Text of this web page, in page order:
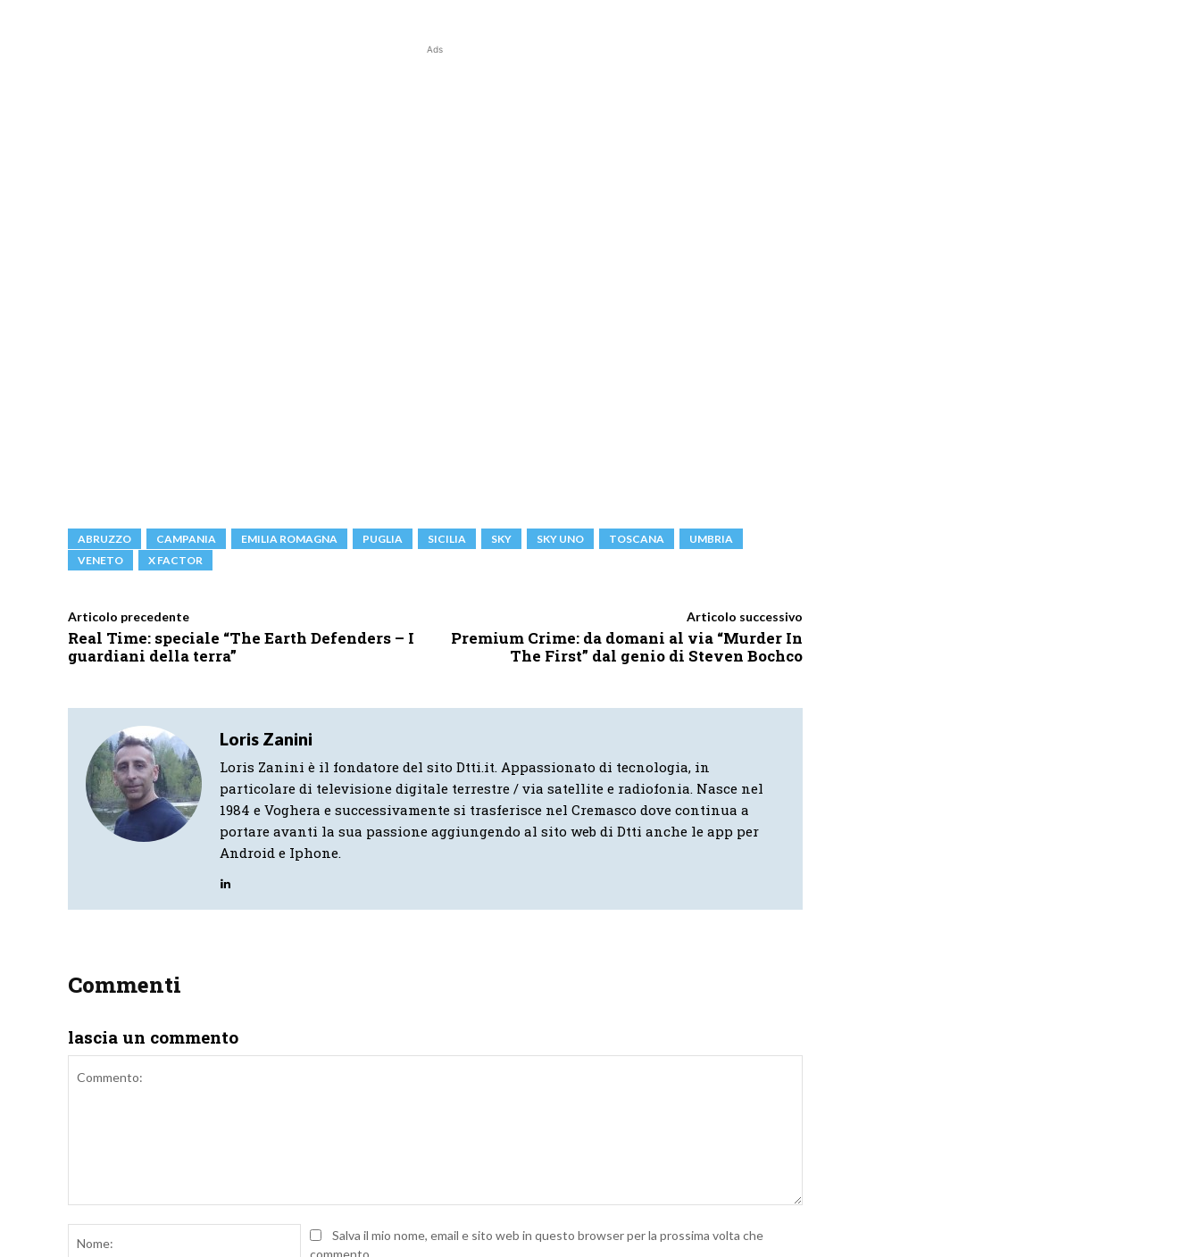
Ads
ABRUZZO CAMPANIA EMILIA ROMAGNA PUGLIA SICILIA SKY SKY UNO TOSCANA
UMBRIA
VENETO
X FACTOR
Articolo precedente
Real Time: speciale “The Earth Defenders – I
guardiani della terra”
Articolo successivo
Premium Crime: da domani al via “Murder In
The First” dal genio di Steven Bochco
Loris Zanini
Loris Zanini è il fondatore del sito Dtti.it. Appassionato di tecnologia, in
particolare di televisione digitale terrestre / via satellite e radiofonia. Nasce nel
1984 e Voghera e successivamente si trasferisce nel Cremasco dove continua a
portare avanti la sua passione aggiungendo al sito web di Dtti anche le app per
Android e Iphone.
Commenti
lascia un commento
Nome:Salva il mio nome, email e sito web in questo browser per la prossima volta che
commento.